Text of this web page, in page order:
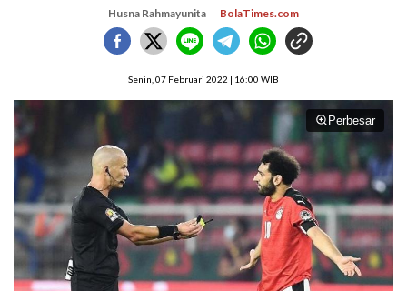
Husna Rahmayunita BolaTimes.com
Senin, 07 Februari 2022 | 16:00 WIB
Perbesar